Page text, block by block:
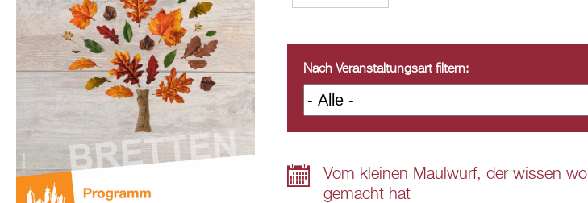
Nach Veranstaltungsart filtern:
Vom kleinen Maulwurf, der wissen
gemacht hat